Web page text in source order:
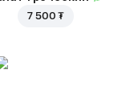
7 500 ₮